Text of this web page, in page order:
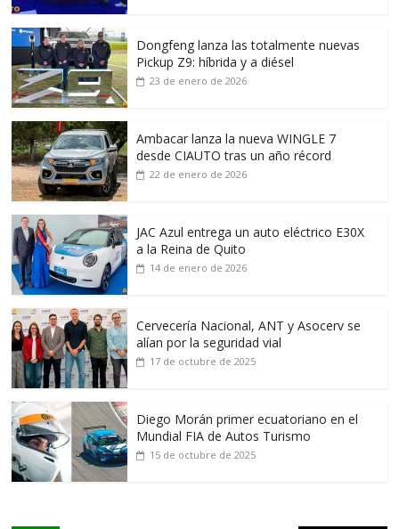
Dongfeng lanza las totalmente nuevas
Pickup Z9: híbrida y a diésel
23 de enero de 2026
Ambacar lanza la nueva WINGLE 7
desde CIAUTO tras un año récord
22 de enero de 2026
JAC Azul entrega un auto eléctrico E30X
a la Reina de Quito
14 de enero de 2026
Cervecería Nacional, ANT y Asocerv se
alían por la seguridad vial
17 de octubre de 2025
Diego Morán primer ecuatoriano en el
Mundial FIA de Autos Turismo
15 de octubre de 2025